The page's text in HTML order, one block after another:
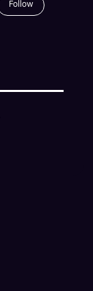
Follow